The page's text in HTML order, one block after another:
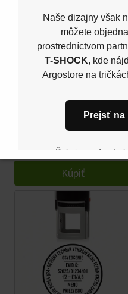
Pečiatka na mieru
Kúpiť
Naše dizajny však
môžete
prostredníctvom
T-SHOCK, kde
Argostore na
Prejsť na
Ďakujeme, že ste
komunity. Tešíme sa